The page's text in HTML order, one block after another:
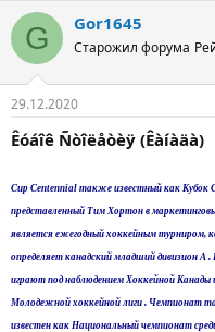
т
о
р
т
е
м
ы
а
н
ч
л
а
G Gor1645
Старожил форума
29.12.2020
Êóáîê Ñòîëåòèÿ (Êàíàäà)
Cup Centennial также известный как Кубок
представленный Тим Хортон в
является ежегодный хоккейным турниром,
определяет канадский младший дивизион А .
играют под наблюдением Хоккейной Канады
Молодежной хоккейной лиги . Чемпионат
известен как Национальный чемпионат